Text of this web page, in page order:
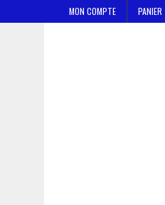
MON COMPTE PANIER